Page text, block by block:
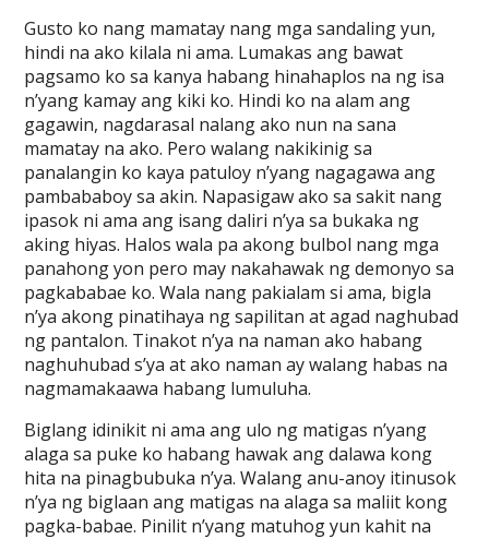
Gusto ko nang mamatay nang mga sandaling yun,
hindi na ako kilala ni ama. Lumakas ang bawat
pagsamo ko sa kanya habang hinahaplos na ng isa
n’yang kamay ang kiki ko. Hindi ko na alam ang
gagawin, nagdarasal nalang ako nun na sana
mamatay na ako. Pero walang nakikinig sa
panalangin ko kaya patuloy n’yang nagagawa ang
pambababoy sa akin. Napasigaw ako sa sakit nang
ipasok ni ama ang isang daliri n’ya sa bukaka ng
aking hiyas. Halos wala pa akong bulbol nang mga
panahong yon pero may nakahawak ng demonyo sa
pagkababae ko. Wala nang pakialam si ama, bigla
n’ya akong pinatihaya ng sapilitan at agad naghubad
ng pantalon. Tinakot n’ya na naman ako habang
naghuhubad s’ya at ako naman ay walang habas na
nagmamakaawa habang lumuluha.
Biglang idinikit ni ama ang ulo ng matigas n’yang
alaga sa puke ko habang hawak ang dalawa kong
hita na pinagbubuka n’ya. Walang anu-anoy itinusok
n’ya ng biglaan ang matigas na alaga sa maliit kong
pagka-babae. Pinilit n’yang matuhog yun kahit na